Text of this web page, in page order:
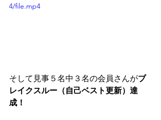
4/file.mp4
そして見事５名中３名の会員さんがブ
レイクスルー（自己ベスト更新）達
成！